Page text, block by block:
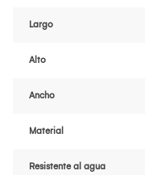
Largo
Alto
Ancho
Material
Resistente al agua